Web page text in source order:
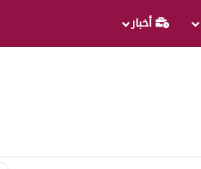
أخبار